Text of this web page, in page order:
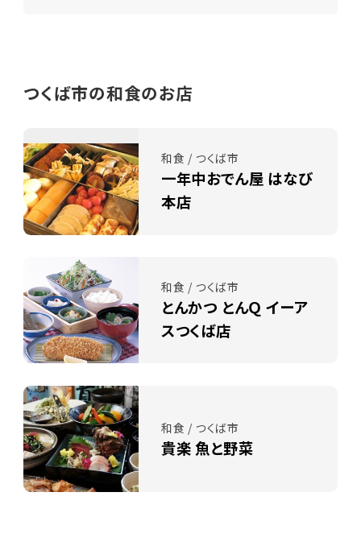
つくば市の和食のお店
和食 / つくば市
一年中おでん屋 はなび
本店
和食 / つくば市
とんかつ とんＱ イーア
スつくば店
和食 / つくば市
貴楽 魚と野菜